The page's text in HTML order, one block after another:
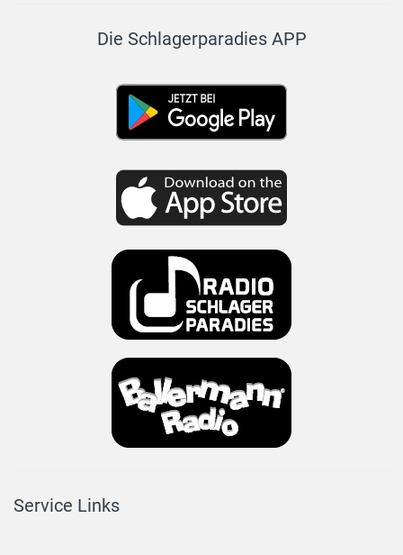
Die Schlagerparadies APP
Service Links